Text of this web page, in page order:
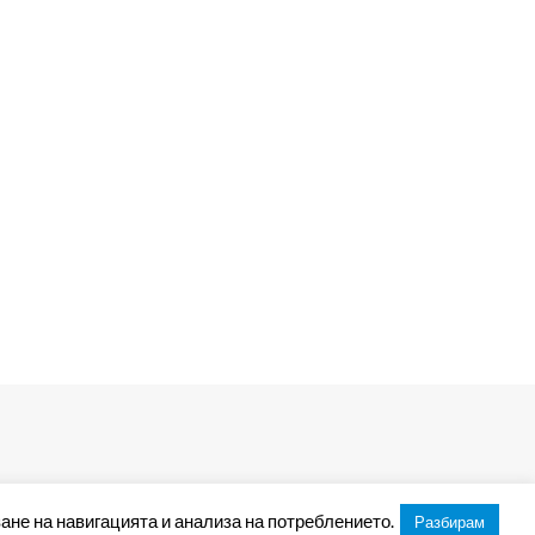
на навигацията и анализа на потреблението. Разбирам